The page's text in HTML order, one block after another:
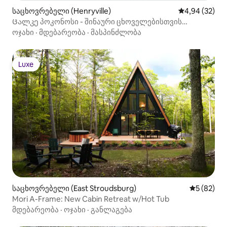
საცხოვრებელი (Henryville) საშუალო
4,94 (32)
Ცალკე პოკონოსი - შინაური ცხოველებისთვის
შესაფერისი
ოჯახი · მდებარეობა · მასპინძლობა
Luxe
Luxe
საცხოვრებელი (East Stroudsburg) საშუალო
5 (82)
Mori A-Frame: New Cabin Retreat w/Hot Tub
მდებარეობა · ოჯახი · განლაგება